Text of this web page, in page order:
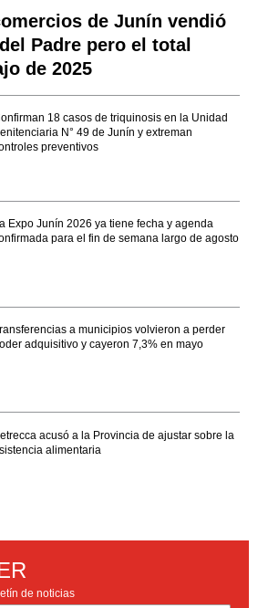
de Junín vendió
Padre pero el total
de 2025
18 casos de triquinosis en la Unidad
N° 49 de Junín y extreman
preventivos
Expo Junín 2026 ya tiene fecha y agenda
para el fin de semana largo de agosto
a municipios volvieron a perder
adquisitivo y cayeron 7,3% en mayo
acusó a la Provincia de ajustar sobre la
alimentaria
de noticias